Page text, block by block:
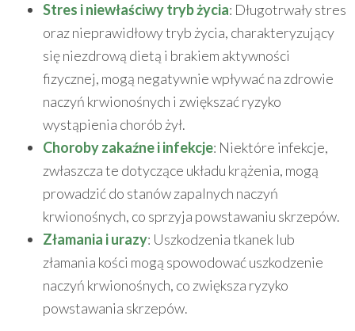
Stres i niewłaściwy tryb życia: Długotrwały stres
oraz nieprawidłowy tryb życia, charakteryzujący
się niezdrową dietą i brakiem aktywności
fizycznej, mogą negatywnie wpływać na zdrowie
naczyń krwionośnych i zwiększać ryzyko
wystąpienia chorób żył.
Choroby zakaźne i infekcje: Niektóre infekcje,
zwłaszcza te dotyczące układu krążenia, mogą
prowadzić do stanów zapalnych naczyń
krwionośnych, co sprzyja powstawaniu skrzepów.
Złamania i urazy: Uszkodzenia tkanek lub
złamania kości mogą spowodować uszkodzenie
naczyń krwionośnych, co zwiększa ryzyko
powstawania skrzepów.